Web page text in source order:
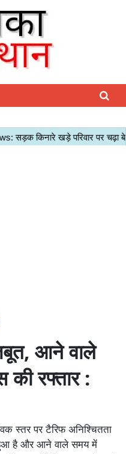
आने वाले
की रफ्तार :
स्तर पर टैरिफ अनिश्चितता
है और आने वाले समय में